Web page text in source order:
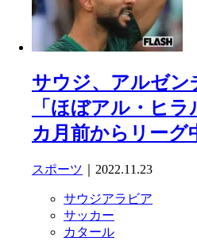
サウジ、アルゼン
「ほぼアル・ヒ
カ月前からリーグ
スポーツ ｜2022.11.23
サウジアラビア
サッカー
カタール